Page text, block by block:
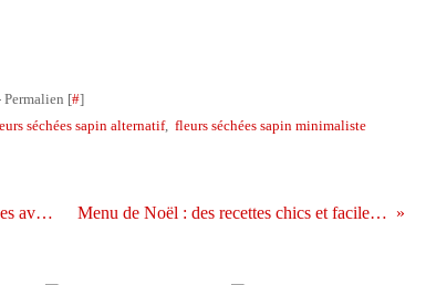
Permalien [#]
séchées sapin alternatif, fleurs séchées sapin minimaliste
DIY déco de Noël : 25 décorations vitaminées avec des tranches d'oranges séchées Menu de Noël : des recettes chics et faciles pour les nuls (comme moi)